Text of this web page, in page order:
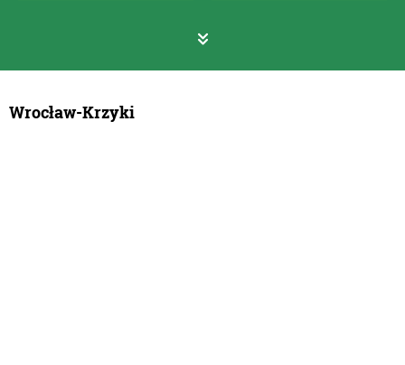
Wrocław-Krzyki